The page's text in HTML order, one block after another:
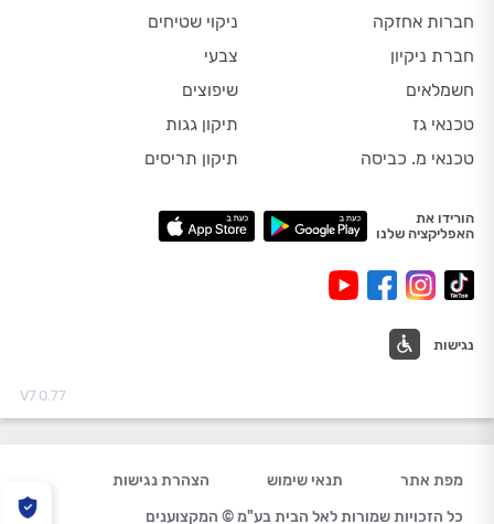
חברות אחזקה
חברת ניקיון
חשמלאים
טכנאי גז
טכנאי מ. כביסה
ניקוי שטיחים
צבעי
שיפוצים
תיקון גגות
תיקון תריסים
הורידו את
האפליקציה שלנו
נגישות
V7.0.77
מפת אתר תנאי שימוש
הצהרת נגישות
כל הזכויות שמורות לאל הבית בע"מ © המקצוענים